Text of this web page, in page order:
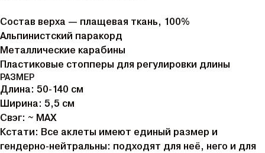
Состав верха — плащевая ткань, 100%
Альпинистский паракорд
Металлические карабины
Пластиковые стопперы для регулировки длины
РАЗМЕР
Длина: 50-140 см
Ширина: 5,5 см
Свэг: ~ MAX
Кстати: Все аклеты имеют единый размер и
гендерно-нейтральны: подходят для неё, него и для